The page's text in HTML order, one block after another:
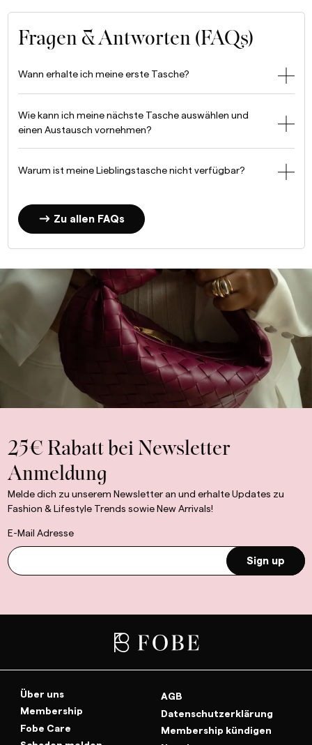
Fragen & Antworten (FAQs)
Wann erhalte ich meine erste Tasche?
Wie kann ich meine nächste Tasche auswählen und
einen Austausch vornehmen?
Warum ist meine Lieblingstasche nicht verfügbar?
Zu allen FAQs
25€ Rabatt bei Newsletter
Anmeldung
Melde dich zu unserem Newsletter an und erhalte Updates zu
Fashion & Lifestyle Trends sowie New Arrivals!
E-Mail Adresse
Sign up
Über uns
Membership
Fobe Care
AGB
Datenschutzerklärung
Membership kündigen